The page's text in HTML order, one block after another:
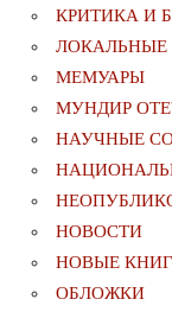
КРИТИКА И
МЕМУАРЫ
МУНДИР
НАУЧНЫЕ
НОВОСТИ
НОВЫЕ
ОБЛОЖКИ